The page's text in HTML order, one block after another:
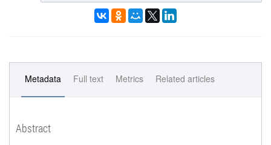
Metadata Full text Metrics Related articles
Abstract